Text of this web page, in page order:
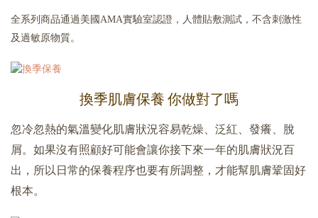
全系列商品通過美國AMA實驗室認證，人體貼敷測試，不含刺激性
及過敏原物質。
換季肌膚保養 你做對了嗎
忽冷忽熱的氣溫變化肌膚狀況容易乾燥、泛紅、發癢、脫
屑。 如果沒有照顧好可能會讓你接下來一年的肌膚狀況百
出， 所以日常的保養程序也要有所調整，才能幫肌膚鞏固好
根本。